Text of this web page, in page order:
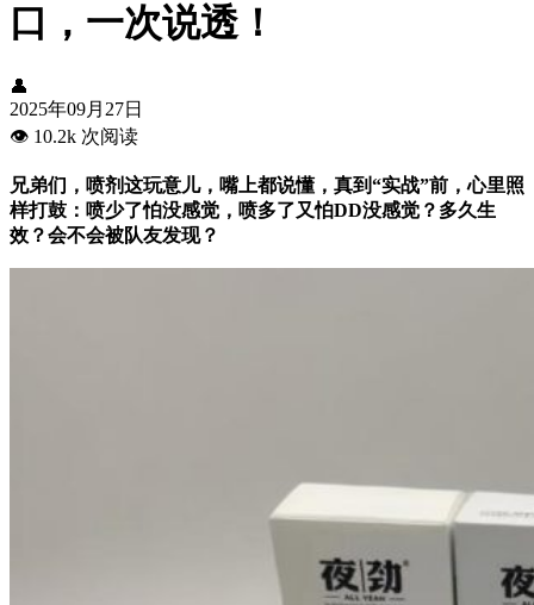
口，一次说透！
👤
2025年09月27日
👁️ 10.2k 次阅读
兄弟们，喷剂这玩意儿，嘴上都说懂，真到“实战”前，心里照
样打鼓：喷少了怕没感觉，喷多了又怕DD没感觉？多久生
效？会不会被队友发现？